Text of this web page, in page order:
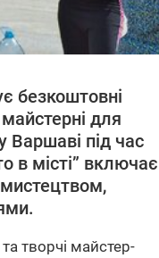
безкоштовні
для
Варшаві під час
в місті” включає
мистецтвом,
творчі майстер-